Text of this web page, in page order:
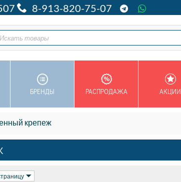
8-913-820-75-07
БРЕНДЫ РАСПРОДАЖА АКЦИИ
крепеж